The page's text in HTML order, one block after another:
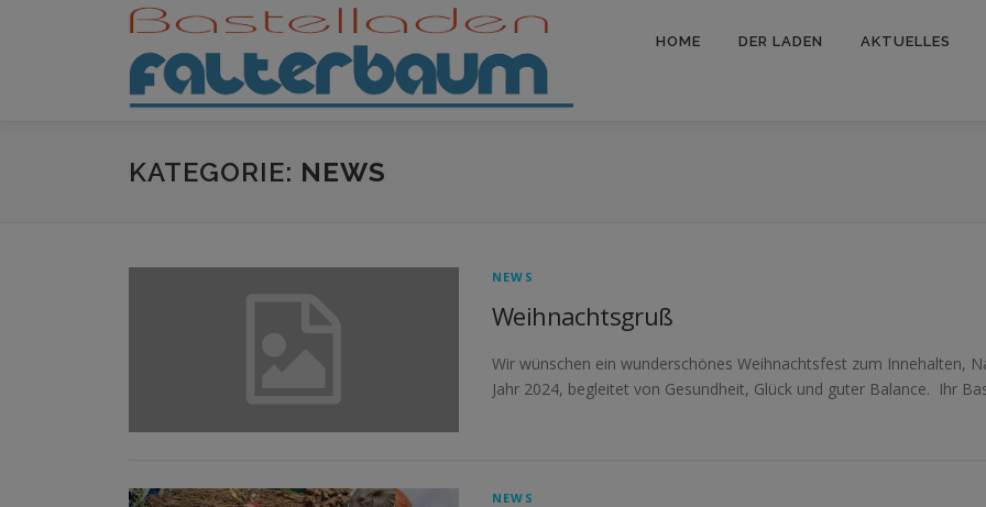
HOME DER LADEN AKTUELLES
KATEGORIE: NEWS
NEWS
Weihnachtsgruß
Wir wünschen ein wunderschönes Weihnachtsfest zum Innehalten,
Jahr 2024, begleitet von Gesundheit, Glück und guter Balance. Ihr
NEWS